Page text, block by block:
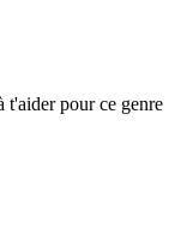
t'aider pour ce genre